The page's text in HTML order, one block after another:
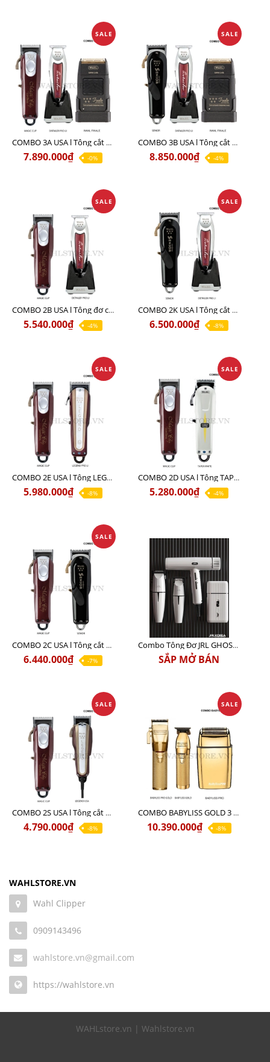
SALE
COMBO 3A USA l Tông cắt MAGIC + Tông viền DETAILER PRO LI + Cạo khô FINALE
7.890.000₫ -0%
SALE
COMBO 3B USA l Tông cắt SENIOR + Tông viền DETAILER PRO LI + Cạo khô FINALE
8.850.000₫ -4%
SALE
COMBO 2B USA l Tông đơ cắt Magic clip Red + Tông đơ viền Detailer Pro Li
5.540.000₫ -4%
SALE
COMBO 2K USA l Tông cắt SENIOR +Tông viền DETAILER PRO LI
6.500.000₫ -8%
SALE
COMBO 2E USA l Tông LEGEND PRO LI + Tông MAGIC CLIP
5.980.000₫ -8%
SALE
COMBO 2D USA l Tông TAPER WHITE + Tông MAGIC CLIP
5.280.000₫ -4%
SALE
COMBO 2C USA l Tông cắt Senior + Tông cắt Magic clip
6.440.000₫ -7%
Combo Tông Đơ JRL GHOST 3 Limited Edition Chính Hãng USA
SẮP MỞ BÁN
SALE
COMBO 2S USA l Tông cắt LEGEND USA CÓ DÂY 220V + Tông pin MAGIC CLIP
4.790.000₫ -8%
SALE
COMBO BABYLISS GOLD 3 cao cấp chính hãng
10.390.000₫ -8%
WAHLSTORE.VN
Wahl Clipper
0909143496
wahlstore.vn@gmail.com
https://wahlstore.vn
WAHLstore.vn | Wahlstore.vn